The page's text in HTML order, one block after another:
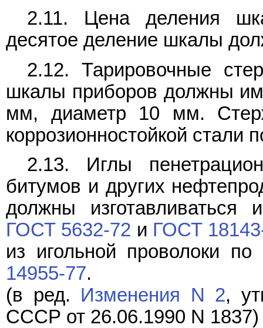
2.11. Цена деления
десятое деление шкалы
2.12. Тарировочные
шкалы приборов должны
мм, диаметр 10 мм.
коррозионностойкой стали
2.13. Иглы
битумов и других
должны изготавливаться
ГОСТ 5632-72 и ГОСТ
из игольной проволоки по
14955-77.
(в ред. Изменения N 2,
СССР от 26.06.1990 N 1837)